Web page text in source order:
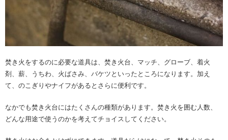
焚き火をするのに必要な道具は、焚き火台、マッチ、グローブ、着火
剤、薪、うちわ、火ばさみ、バケツといったところになります。加え
て、のこぎりやナイフがあるとさらに便利です。
なかでも焚き火台にはたくさんの種類があります。焚き火を囲む人数、
どんな用途で使うのかを考えてチョイスしてください。